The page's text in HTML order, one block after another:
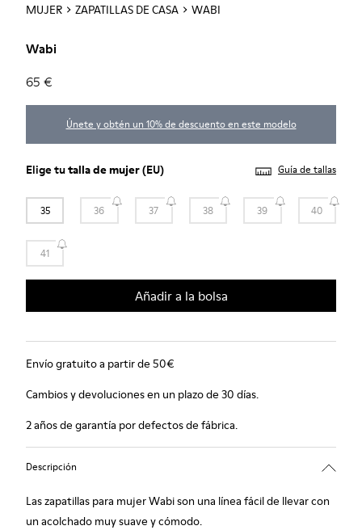
MUJER ZAPATILLAS DE CASA WABI
Wabi
65 €
Únete y obtén un 10% de descuento en este modelo
Elige tutalla de mujer(EU) Guía de tallas
35 36 37 38 39 40
41
Añadir a la bolsa
Envío gratuito a partir de 50€
Cambios y devoluciones en un plazo de 30 días.
2 años de garantía por defectos de fábrica.
Descripción
Las zapatillas para mujer Wabi son una línea fácil de llevar con
un acolchado muy suave y cómodo.